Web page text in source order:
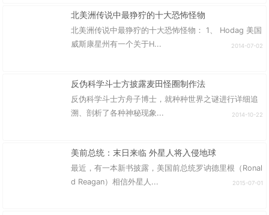
北美洲传说中最狰狞的十大恐怖怪物
北美洲传说中最狰狞的十大恐怖怪物： 1、 Hodag 美国
威斯康星州有一个关于H...
2014-07-02
反伪科学斗士方披露麦田怪圈制作法
反伪科学斗士方舟子博士，就种种世界之谜进行详细追
溯、剖析了各种神秘现象...
2014-10-22
美前总统：末日来临 外星人将入侵地球
最近，有一本新书披露，美国前总统罗讷德里根（Ronal
d Reagan）相信外星人...
2015-07-01